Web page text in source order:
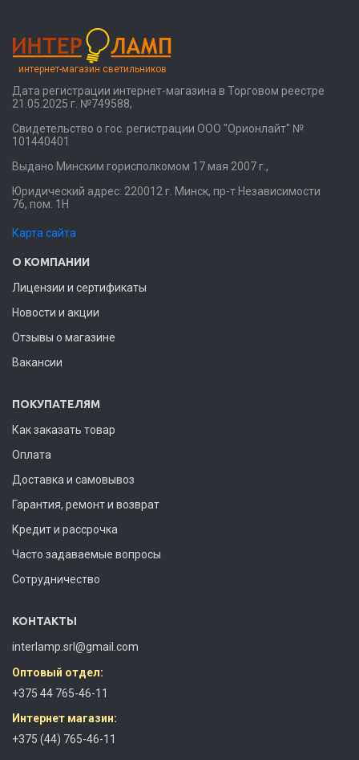
интернет-магазин светильников
Дата регистрации интернет-магазина в Торговом реестре
21.05.2025 г. №749588,
Свидетельство о гос. регистрации ООО "Орионлайт" №
101440401
Выдано Минским горисполкомом 17 мая 2007 г.,
Юридический адрес: 220012 г. Минск, пр-т Независимости
76, пом. 1Н
Карта сайта
О КОМПАНИИ
Лицензии и сертификаты
Новости и акции
Отзывы о магазине
Вакансии
ПОКУПАТЕЛЯМ
Как заказать товар
Оплата
Доставка и самовывоз
Гарантия, ремонт и возврат
Кредит и рассрочка
Часто задаваемые вопросы
Сотрудничество
КОНТАКТЫ
interlamp.srl@gmail.com
Оптовый отдел:
+375 44 765-46-11
Интернет магазин:
+375 (44) 765-46-11